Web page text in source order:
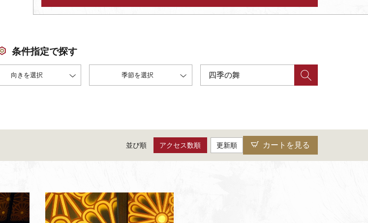
条件指定で探す
向きを選択 季節を選択
並び順 アクセス数順 更新順 カートを見る